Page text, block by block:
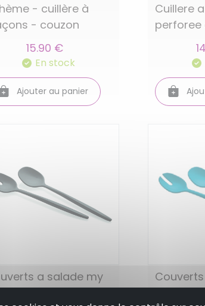
- cuillère à
- couzon
15.90 €
En stock
Ajouter au panier
Cuillere
perforee
a salade my
gris 28 cm -
fusion